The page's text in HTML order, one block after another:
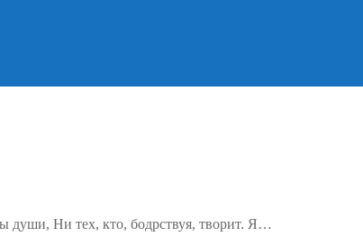
души, Ни тех, кто, бодрствуя, творит. Я…